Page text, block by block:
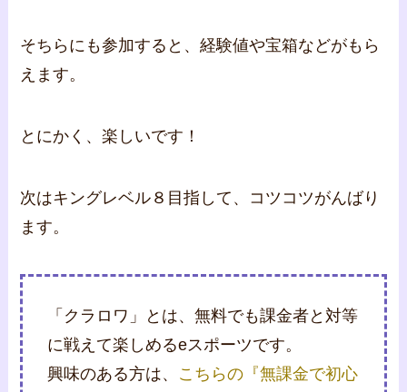
そちらにも参加すると、経験値や宝箱などがもら
えます。
とにかく、楽しいです！
次はキングレベル８目指して、コツコツがんばり
ます。
「クラロワ」とは、無料でも課金者と対等
に戦えて楽しめるeスポーツです。
興味のある方は、 こちらの『無課金で初心